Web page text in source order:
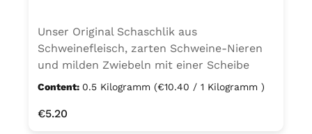
Unser Original Schaschlik aus
Schweinefleisch, zarten Schweine-Nieren
und milden Zwiebeln mit einer Scheibe
deftigem Speck Eine würzig-pikante
Familienrezept hergestellte „würzige Soße“
Content: 0.5 Kilogramm (€10.40 / 1 Kilogramm )
Regular price:
€5.20